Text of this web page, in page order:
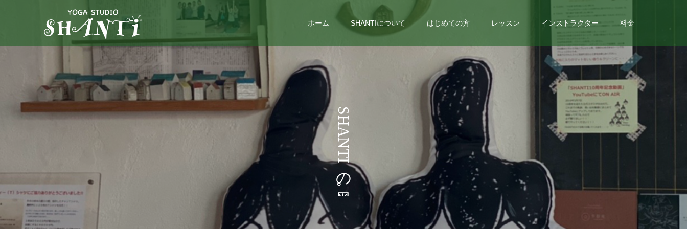
ホーム SHANTIについて はじめての方 レッスン インストラクター 料金
S
H
A
N
T
I
の
。
う